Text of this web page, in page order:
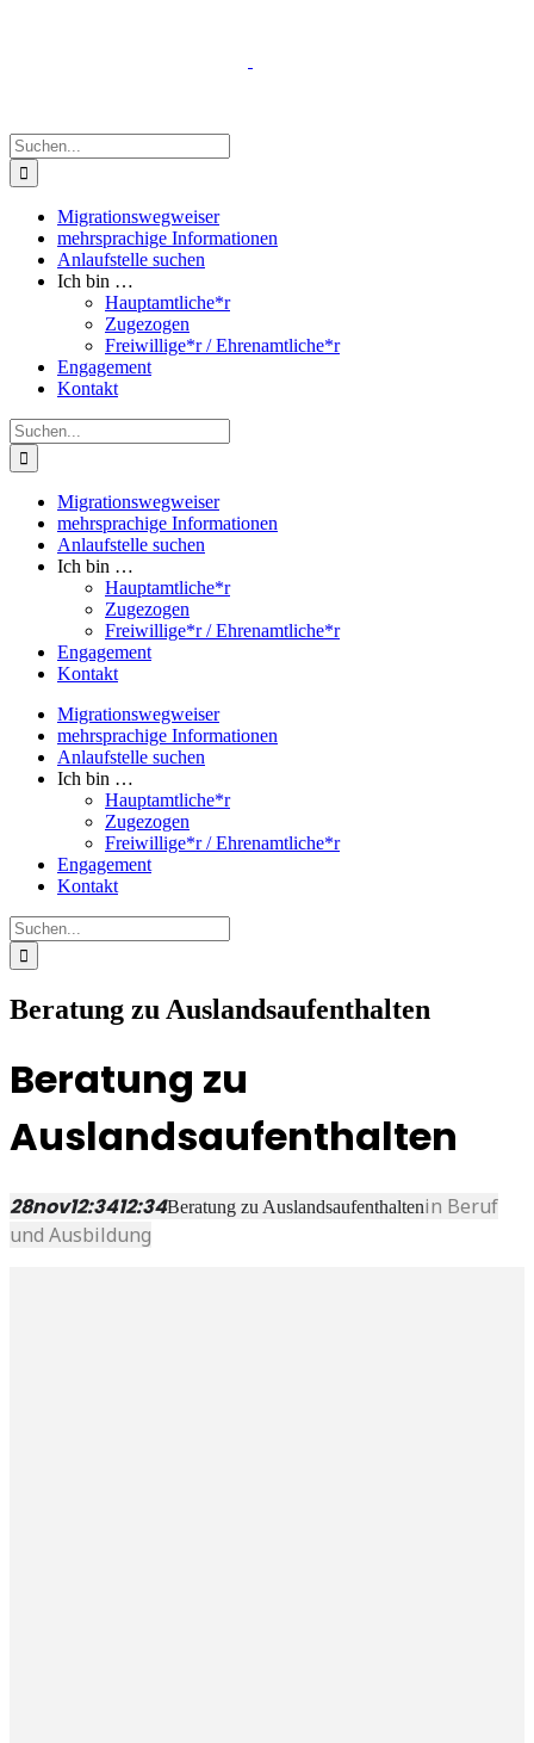
Suche
nach:
Migrationswegweiser
mehrsprachige Informationen
Anlaufstelle suchen
Ich bin …
Hauptamtliche*r
Zugezogen
Freiwillige*r / Ehrenamtliche*r
Engagement
Kontakt
Suche
nach:
Migrationswegweiser
mehrsprachige Informationen
Anlaufstelle suchen
Ich bin …
Hauptamtliche*r
Zugezogen
Freiwillige*r / Ehrenamtliche*r
Engagement
Kontakt
Migrationswegweiser
mehrsprachige Informationen
Anlaufstelle suchen
Ich bin …
Hauptamtliche*r
Zugezogen
Freiwillige*r / Ehrenamtliche*r
Engagement
Kontakt
Suche
nach:
Beratung zu Auslandsaufenthalten
Beratung zu
Auslandsaufenthalten
28nov12:3412:34Beratung zu Auslandsaufenthaltenin Beruf
und Ausbildung